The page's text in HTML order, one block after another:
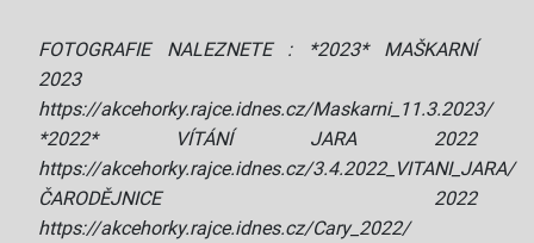
FOTOGRAFIE NALEZNETE : *2023* MAŠKARNÍ
2023
https://akcehorky.rajce.idnes.cz/Maskarni_11.3.2023/
*2022* VÍTÁNÍ JARA 2022
https://akcehorky.rajce.idnes.cz/3.4.2022_VITANI_JARA/
ČARODĚJNICE 2022
https://akcehorky.rajce.idnes.cz/Cary_2022/